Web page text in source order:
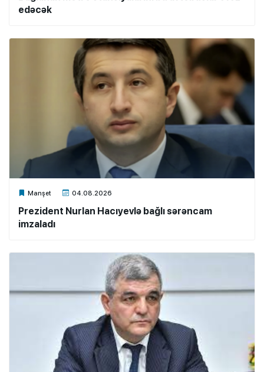
edəcək
Manşet 04.08.2026
Xalq.Online
Prezident Nurlan Hacıyevlə bağlı sərəncam
imzaladı